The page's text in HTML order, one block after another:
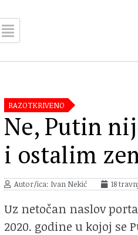
RAZOTKRIVENO
Ne, Putin
i ostalim
Autor/ica: Ivan Nekić 18
Uz netočan naslov
2020. godine u kojoj